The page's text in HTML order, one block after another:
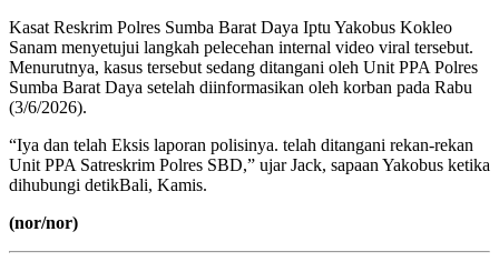
Kasat Reskrim Polres Sumba Barat Daya Iptu Yakobus Kokleo
Sanam menyetujui langkah pelecehan internal video viral tersebut.
Menurutnya, kasus tersebut sedang ditangani oleh Unit PPA Polres
Sumba Barat Daya setelah diinformasikan oleh korban pada Rabu
(3/6/2026).
“Iya dan telah Eksis laporan polisinya. telah ditangani rekan-rekan
Unit PPA Satreskrim Polres SBD,” ujar Jack, sapaan Yakobus ketika
dihubungi detikBali, Kamis.
(nor/nor)